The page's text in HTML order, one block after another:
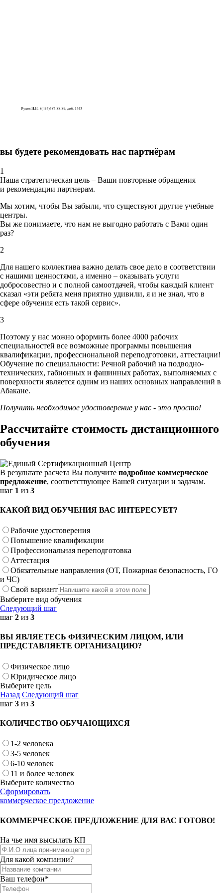
вы будете рекомендовать нас партнёрам
1
Наша стратегическая цель – Ваши повторные обращения
и рекомендации партнерам.
Мы хотим, чтобы Вы забыли, что существуют другие учебные
центры.
Вы же понимаете, что нам не выгодно работать с Вами один
раз?
2
Для нашего коллектива важно делать свое дело в соответствии
с нашими ценностями, а именно – оказывать услуги
добросовестно и с полной самоотдачей, чтобы каждый клиент
сказал «эти ребята меня приятно удивили, я и не знал, что в
сфере обучения есть такой сервис».
3
Поэтому у нас можно оформить более 4000 рабочих
специальностей все возможные программы повышения
квалификации, профессиональной переподготовки, аттестации!
Обучение по специальности: Речной рабочий на подводно-
технических, габионных и фашинных работах, выполняемых с
поверхности является одним из наших основных направлений в
Абакане.
Получить необходимое удостоверение у нас - это просто!
Рассчитайте стоимость дистанционного
обучения
В результате расчета Вы получите подробное коммерческое
предложение, соответствующее Вашей ситуации и задачам.
шаг 1 из 3
КАКОЙ ВИД ОБУЧЕНИЯ ВАС ИНТЕРЕСУЕТ?
Рабочие удостоверения
Повышение квалификации
Профессиональная переподготовка
Аттестация
Обязательные направления (ОТ, Пожарная безопасность, ГО
и ЧС)
Свой вариант
Выберите вид обучения
Следующий шаг
шаг 2 из 3
ВЫ ЯВЛЯЕТЕСЬ ФИЗИЧЕСКИМ ЛИЦОМ, ИЛИ
ПРЕДСТАВЛЯЕТЕ ОРГАНИЗАЦИЮ?
Физическое лицо
Юридическое лицо
Выберите цель
Назад Следующий шаг
шаг 3 из 3
КОЛИЧЕСТВО ОБУЧАЮЩИХСЯ
1-2 человека
3-5 человек
6-10 человек
11 и более человек
Выберите количество
Сформировать
коммерческое предложение
КОММЕРЧЕСКОЕ ПРЕДЛОЖЕНИЕ ДЛЯ ВАС ГОТОВО!
На чье имя высылать КП
Для какой компании?
Ваш телефон*